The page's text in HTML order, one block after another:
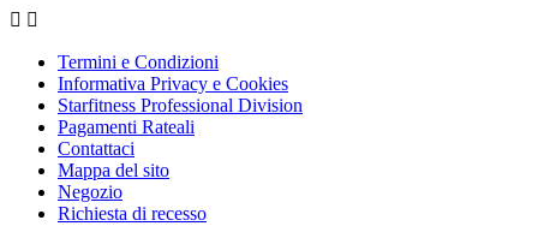
 
Termini e Condizioni
Informativa Privacy e Cookies
Starfitness Professional Division
Pagamenti Rateali
Contattaci
Mappa del sito
Negozio
Richiesta di recesso